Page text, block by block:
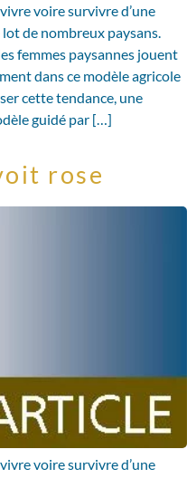
voire survivre d’une
de nombreux paysans.
femmes paysannes jouent
dans ce modèle agricole
cette tendance, une
guidé par […]
rose
voire survivre d’une